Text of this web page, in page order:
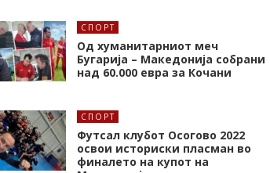
СПОРТ
Од хуманитарниот меч
Бугарија – Македонија собрани
над 60.000 евра за Кочани
СПОРТ
Футсал клубот Осогово 2022
освои историски пласман во
финалето на купот на